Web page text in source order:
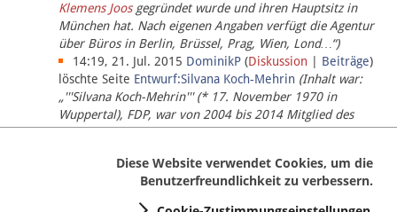
Klemens Joosgegründet wurde und ihren Hauptsitz in
München hat. Nach eigenen Angaben verfügt die Agentur
über Büros in Berlin, Brüssel, Prag, Wien, Lond…“)
14:19, 21. Jul. 2015 DominikP (Diskussion Beiträge)
löschte Seite Entwurf:Silvana Koch-Mehrin (Inhalt war:
„'''Silvana Koch-Mehrin''' (* 17. November 1970 in
Wuppertal), FDP, war von 2004 bis 2014 Mitglied des
Europäischen Parlaments, seit November 2014 ist sie für
Diese Website verwendet Cookies, um die
Benutzerfreundlichkeit zu verbessern.